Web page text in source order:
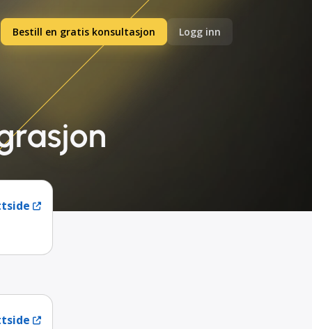
Bestill en gratis konsultasjon Logg inn